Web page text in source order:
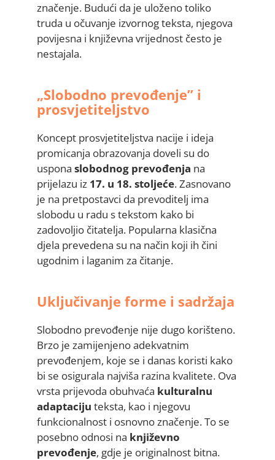
značenje. Budući da je uloženo toliko
truda u očuvanje izvornog teksta, njegova
povijesna i književna vrijednost često je
nestajala.
„Slobodno prevođenje” i
prosvjetiteljstvo
Koncept prosvjetiteljstva nacije i ideja
promicanja obrazovanja doveli su do
uspona slobodnog prevođenja na
prijelazu iz 17. u 18. stoljeće. Zasnovano
je na pretpostavci da prevoditelj ima
slobodu u radu s tekstom kako bi
zadovoljio čitatelja. Popularna klasična
djela prevedena su na način koji ih čini
ugodnim i laganim za čitanje.
Uključivanje forme i sadržaja
Slobodno prevođenje nije dugo korišteno.
Brzo je zamijenjeno adekvatnim
prevođenjem, koje se i danas koristi kako
bi se osigurala najviša razina kvalitete. Ova
vrsta prijevoda obuhvaća kulturalnu
adaptaciju teksta, kao i njegovu
funkcionalnost i osnovno značenje. To se
posebno odnosi na književno
prevođenje, gdje je originalnost bitna.